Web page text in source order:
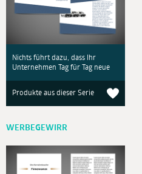
Nichts führt dazu, dass Ihr
Unternehmen Tag für Tag neue
Produkte aus dieser Serie
WERBEGEWIRR